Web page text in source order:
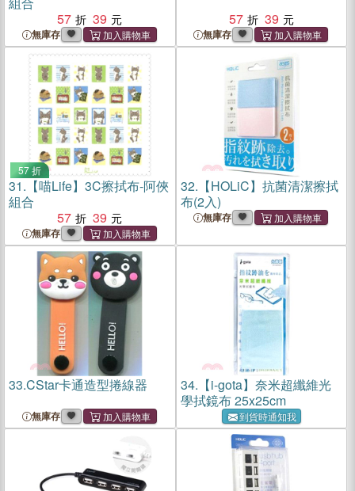
57
39
無庫存
57
39
無庫存
57 折
31. 【喵Life】3C擦拭布-阿俠
組合
57
39
無庫存
32. 【HOLiC】抗菌清潔擦拭
布(2入)
無庫存
33.CStar卡通造型捲線器
無庫存
34. 【i-gota】奈米超纖維光
學拭鏡布 25x25cm
到貨時通知我